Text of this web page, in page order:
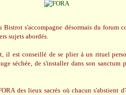
Bistrot s'accompagne désormais du forum
sujets abordés.
il est conseillé de se plier à un rituel
séchée, de s'installer dans son sanctum
des lieux sacrés où chacun s'abstient